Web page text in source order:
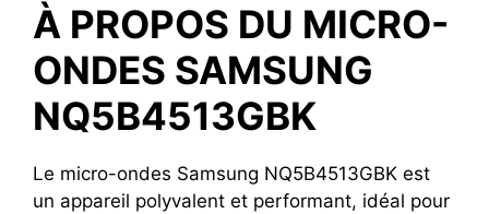
À PROPOS DU MICRO-
ONDES SAMSUNG
NQ5B4513GBK
Le micro-ondes Samsung NQ5B4513GBK est
un appareil polyvalent et performant, idéal pour